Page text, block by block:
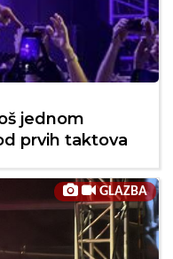
jednom
prvih taktova
GLAZBA